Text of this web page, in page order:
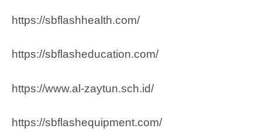
https://sbflashhealth.com/
https://sbflasheducation.com/
https://www.al-zaytun.sch.id/
https://sbflashequipment.com/